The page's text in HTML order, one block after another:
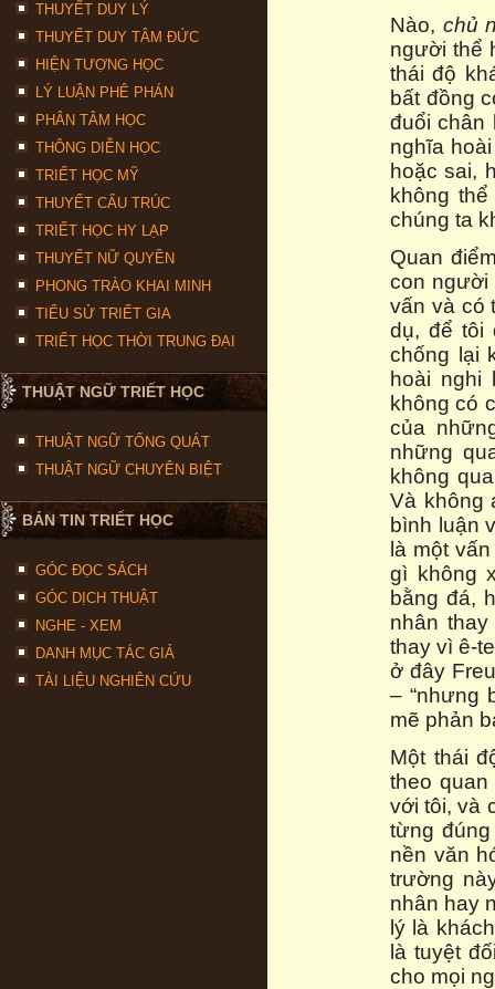
THUYẾT DUY LÝ
THUYẾT DUY TÂM ĐỨC
HIỆN TƯỢNG HỌC
LÝ LUẬN PHÊ PHÁN
PHÂN TÂM HỌC
THÔNG DIỄN HỌC
TRIẾT HỌC MỸ
THUYẾT CẤU TRÚC
TRIẾT HỌC HY LẠP
THUYẾT NỮ QUYỀN
PHONG TRÀO KHAI MINH
TIỂU SỬ TRIẾT GIA
TRIẾT HỌC THỜI TRUNG ĐẠI
THUẬT NGỮ TRIẾT HỌC
THUẬT NGỮ TỔNG QUÁT
THUẬT NGỮ CHUYÊN BIỆT
BẢN TIN TRIẾT HỌC
GÓC ĐỌC SÁCH
GÓC DỊCH THUẬT
NGHE - XEM
DANH MỤC TÁC GIẢ
TÀI LIỆU NGHIÊN CỨU
Nào, chủ
người thể
thái độ
bất đồng
đuổi chân
nghĩa
hoặc sai,
không
chúng ta
Quan
con người
vấn và có
dụ, để tôi
chống lại
hoài
không có
của
những
không
Và không
bình luận
là một
gì không
bằng đá,
nhân
thay vì ê-
ở đây
– “nhưng
mẽ phản
Một thái
theo
với tôi, và
từng
nền văn
trường
nhân hay
lý là
là tuyệt
cho mọi